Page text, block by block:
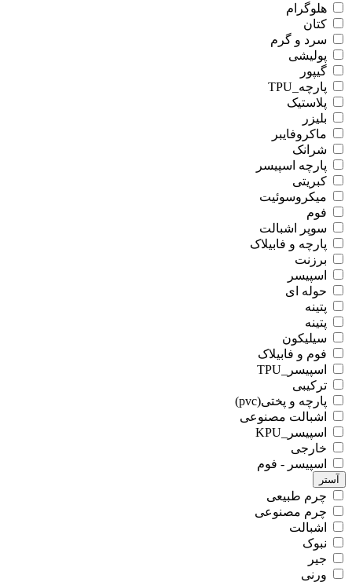
هلوگرام
کتان
سرد و گرم
پولیشی
گیپور
پارچه_TPU
پلاستیک
بلیزر
ماکروفایبر
شرانک
پارچه اسپیسر
کبریتی
میکروسوئیت
فوم
سوپر اشبالت
پارچه و فابیلاک
برزنت
اسپیسر
حوله ای
پتینه
پتینه
سیلیکون
فوم و فابیلاک
اسپیسر_TPU
ترکیبی
پارچه و پختی(pvc)
اشبالت مصنوعی
اسپیسر_KPU
خارجی
اسپیسر - فوم
آستر
چرم طبیعی
چرم مصنوعی
اشبالت
نبوک
جیر
ورنی